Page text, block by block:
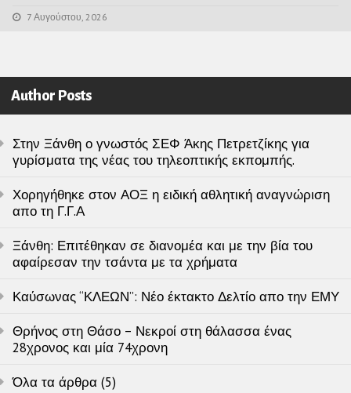
7 Αυγούστου, 2026
Author Posts
Στην Ξάνθη ο γνωστός ΣΕΦ Άκης Πετρετζίκης για
γυρίσματα της νέας του τηλεοπτικής εκπομπής.
Χορηγήθηκε στον ΑΟΞ η ειδική αθλητική αναγνώριση
απο τη Γ.Γ.Α
Ξάνθη: Επιτέθηκαν σε διανομέα και με την βία του
αφαίρεσαν την τσάντα με τα χρήματα
Καύσωνας “ΚΛΕΩΝ”: Νέο έκτακτο Δελτίο απο την ΕΜΥ
Θρήνος στη Θάσο – Νεκροί στη θάλασσα ένας
28χρονος και μία 74χρονη
Όλα τα άρθρα (5)